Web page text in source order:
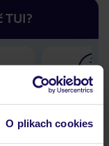
O plikach cookies
TUI?
30 lat w